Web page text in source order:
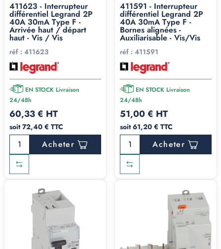
411623 - Interrupteur
différentiel Legrand 2P
40A 30mA Type F -
Arrivée haut / départ
haut - Vis / Vis
réf : 411623
EN STOCK Livraison
24/48h
60,33 € HT
soit 72,40 € TTC
Acheter
411591 - Interrupteur
différentiel Legrand 2P
40A 30mA Type F -
Bornes alignées -
Auxiliarisable - Vis/Vis
réf : 411591
EN STOCK Livraison
24/48h
51,00 € HT
soit 61,20 € TTC
Acheter